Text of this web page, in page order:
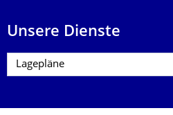
Unsere Dienste